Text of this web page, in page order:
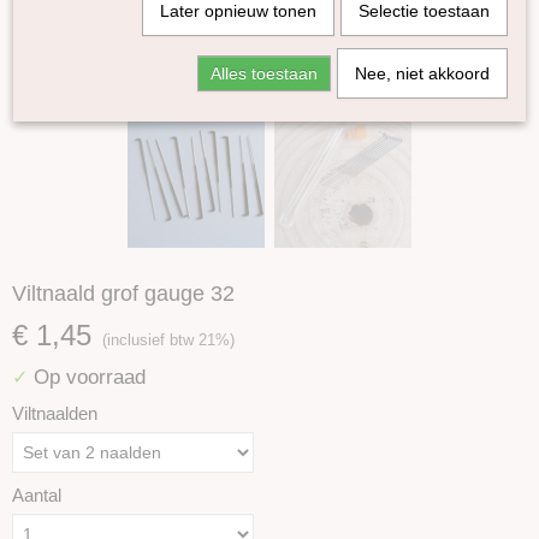
Viltnaald grof gauge 32
€ 1,45 (inclusief btw 21%)
✓ Op voorraad
Viltnaalden
Aantal
Later opnieuw tonen Selectie toestaan
Alles toestaan Nee, niet akkoord